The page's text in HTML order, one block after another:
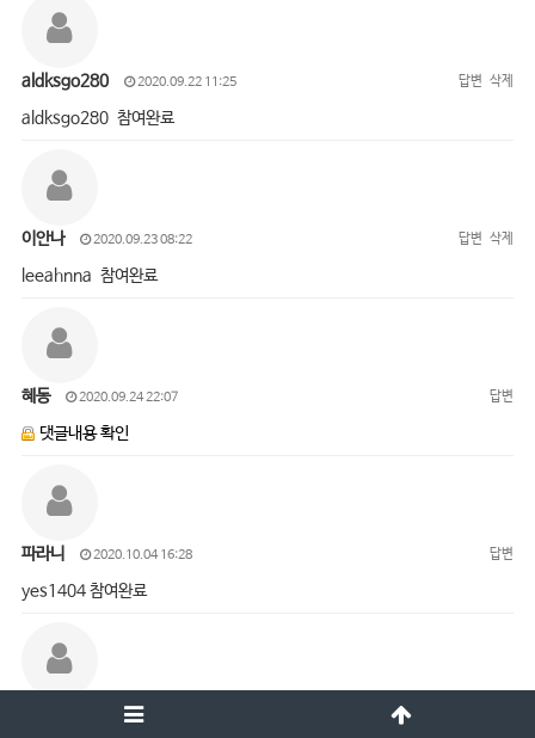
aldksgo280 2020.09.22 11:25 답변 삭제
aldksgo280 참여완료
이안나 2020.09.23 08:22 답변 삭제
leeahnna 참여완료
혜동 2020.09.24 22:07 답변
댓글내용 확인
파라니 2020.10.04 16:28 답변
yes1404 참여완료
2020.10.05 15:01